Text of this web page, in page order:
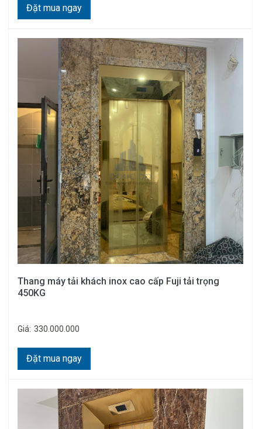
Đặt mua ngay
Thang máy tải khách inox cao cấp Fuji tải trọng
450KG
Giá: 330.000.000
Đặt mua ngay